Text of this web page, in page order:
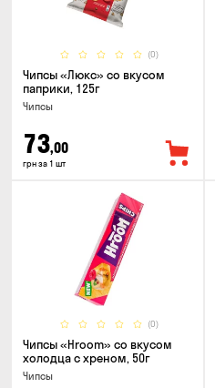
(0)
Чипсы «Люкс» со вкусом
паприки, 125г
Чипсы
73,00
грн за 1 шт
(0)
Чипсы «Hroom» со вкусом
холодца с хреном, 50г
Чипсы